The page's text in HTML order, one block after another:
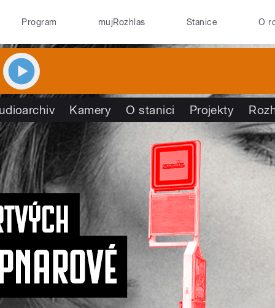
Program mujRozhlas Stanice O
Kamery O stanici Projekty